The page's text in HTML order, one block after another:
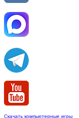
Скачать компьютерные игры